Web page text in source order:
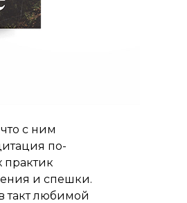
с ним
по-
практик
и спешки.
такт любимой